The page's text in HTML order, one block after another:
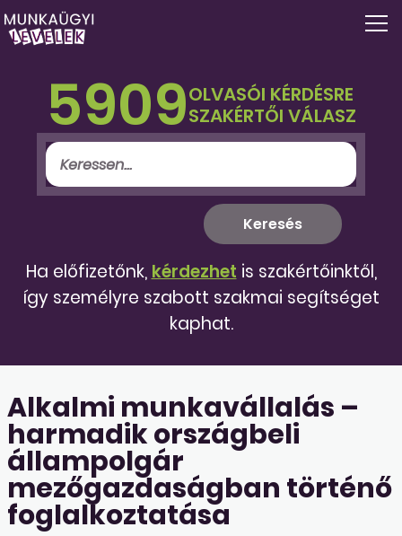
5909OLVASÓI KÉRDÉSRE
SZAKÉRTŐI VÁLASZ
Ha előfizetőnk, kérdezhet is szakértőinktől,
így személyre szabott szakmai segítséget
kaphat.
Alkalmi munkavállalás –
harmadik országbeli
állampolgár
mezőgazdaságban történő
foglalkoztatása